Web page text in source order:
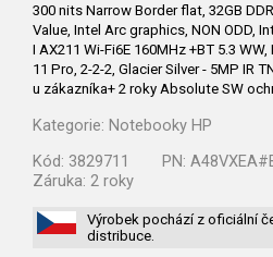
300 nits Narrow Border flat, 32GB
Value, Intel Arc graphics, NON ODD,
I AX211 Wi-Fi6E 160MHz +BT 5.3
11 Pro, 2-2-2, Glacier Silver - 5MP IR
u zákazníka+ 2 roky Absolute SW
Kategorie: Notebooky HP
Kód: 3829711 PN:
Záruka: 2 roky
Výrobek pochází z oficiální
distribuce.